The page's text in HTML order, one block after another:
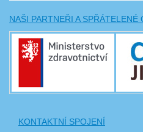
NAŠI PARTNEŘI A SPŘÁTELENÉ
KONTAKTNÍ SPOJENÍ